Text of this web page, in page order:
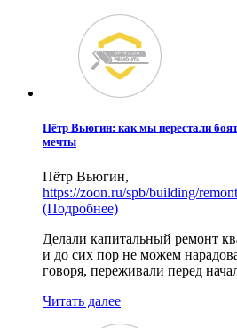
Пётр Вьюгин: как мы перестали
мечты
Пётр Вьюгин,
https://zoon.ru/spb/building/
(Подробнее)
Делали капитальный ремонт
и до сих пор не можем
говоря, переживали перед
Читать далее